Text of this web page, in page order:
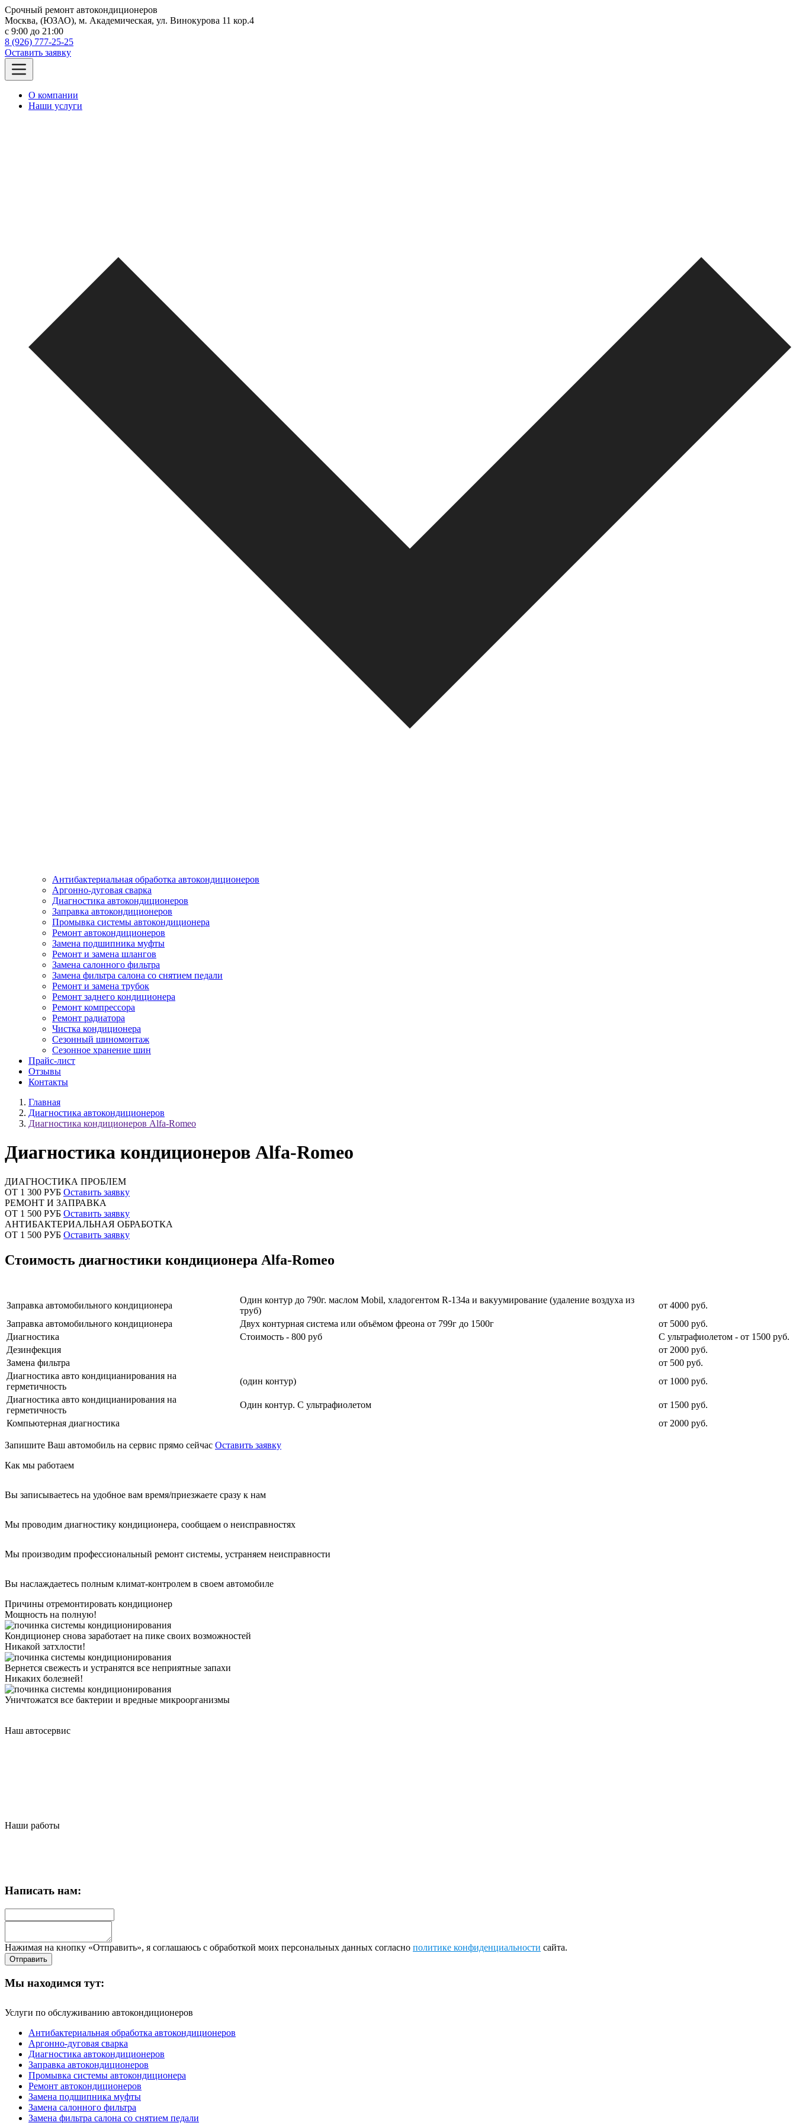
Срочный ремонт автокондиционеров
Москва, (ЮЗАО), м. Академическая, ул. Винокурова 11 кор.4
c 9:00 до 21:00
8 (926) 777-25-25
Оставить заявку
О компании
Наши услуги
Антибактериальная обработка автокондиционеров
Аргонно-дуговая сварка
Диагностика автокондиционеров
Заправка автокондиционеров
Промывка системы автокондиционера
Ремонт автокондиционеров
Замена подшипника муфты
Ремонт и замена шлангов
Замена салонного фильтра
Замена фильтра салона со снятием педали
Ремонт и замена трубок
Ремонт заднего кондиционера
Ремонт компрессора
Ремонт радиатора
Чистка кондиционера
Сезонный шиномонтаж
Сезонное хранение шин
Прайс-лист
Отзывы
Контакты
Главная
Диагностика автокондиционеров
Диагностика кондиционеров Alfa-Romeo
Диагностика кондиционеров Alfa-Romeo
ДИАГНОСТИКА ПРОБЛЕМ
ОТ 1 300 РУБ Оставить заявку
РЕМОНТ И ЗАПРАВКА
ОТ 1 500 РУБ Оставить заявку
АНТИБАКТЕРИАЛЬНАЯ ОБРАБОТКА
ОТ 1 500 РУБ Оставить заявку
Стоимость диагностики кондиционера Alfa-Romeo
Заправка автомобильного кондиционера
Один контур до 790г. маслом Mobil, хладогентом R-134a и вакуумирование (удаление воздуха из
труб)
от 4000 руб.
Заправка автомобильного кондиционера
Двух контурная система или объёмом фреона от 799г до 1500г
от 5000 руб.
Диагностика
Стоимость - 800 руб
С ультрафиолетом - от 1500 руб.
Дезинфекция
от 2000 руб.
Замена фильтра
от 500 руб.
Диагностика авто кондицианирования на
герметичность
(один контур)
от 1000 руб.
Диагностика авто кондицианирования на
герметичность
Один контур. С ультрафиолетом
от 1500 руб.
Компьютерная диагностика
от 2000 руб.
Запишите Ваш автомобиль на сервис прямо сейчас Оставить заявку
Как мы работаем
Вы записываетесь на удобное вам время/приезжаете сразу к нам
Мы проводим диагностику кондиционера, сообщаем о неисправностях
Мы производим профессиональный ремонт системы, устраняем неисправности
Вы наслаждаетесь полным климат-контролем в своем автомобиле
Причины отремонтировать кондиционер
Мощность на полную!
Кондиционер снова заработает на пике своих возможностей
Никакой затхлости!
Вернется свежесть и устранятся все неприятные запахи
Никаких болезней!
Уничтожатся все бактерии и вредные микроорганизмы
Наш автосервис
Наши работы
Написать нам:
Нажимая на кнопку «Отправить», я соглашаюсь с обработкой моих персональных данных согласно политике конфиденциальности сайта.
Мы находимся тут:
Услуги по обслуживанию автокондиционеров
Антибактериальная обработка автокондиционеров
Аргонно-дуговая сварка
Диагностика автокондиционеров
Заправка автокондиционеров
Промывка системы автокондиционера
Ремонт автокондиционеров
Замена подшипника муфты
Замена салонного фильтра
Замена фильтра салона со снятием педали